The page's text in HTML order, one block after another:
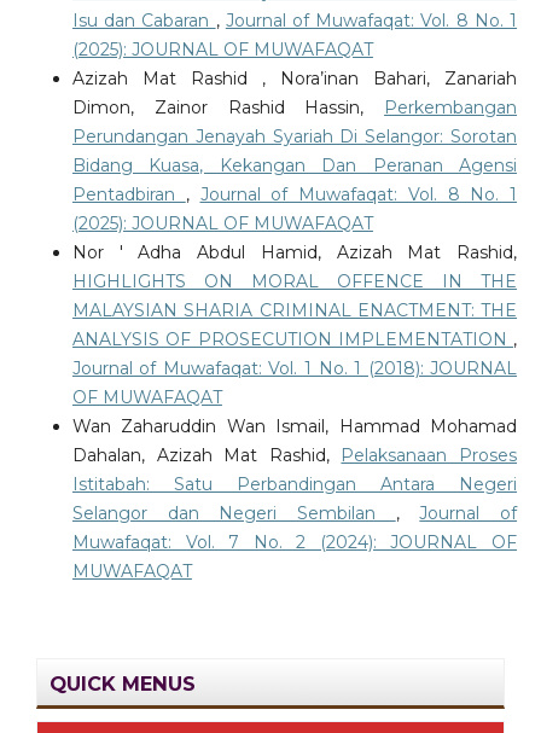
Isu dan Cabaran , Journal of Muwafaqat: Vol. 8 No. 1
(2025): JOURNAL OF MUWAFAQAT
Azizah Mat Rashid , Nora’inan Bahari, Zanariah
Dimon, Zainor Rashid Hassin,
Perkembangan
Perundangan Jenayah Syariah Di Selangor: Sorotan
Bidang Kuasa, Kekangan Dan Peranan Agensi
Pentadbiran , Journal of Muwafaqat: Vol. 8 No. 1
(2025): JOURNAL OF MUWAFAQAT
Nor ' Adha Abdul Hamid, Azizah Mat Rashid,
HIGHLIGHTS ON MORAL OFFENCE IN THE
MALAYSIAN SHARIA CRIMINAL ENACTMENT: THE
ANALYSIS OF PROSECUTION IMPLEMENTATION ,
Journal of Muwafaqat: Vol. 1 No. 1 (2018): JOURNAL
OF MUWAFAQAT
Wan Zaharuddin Wan Ismail, Hammad Mohamad
Dahalan, Azizah Mat Rashid, Pelaksanaan Proses
Istitabah: Satu Perbandingan Antara Negeri
Selangor dan Negeri Sembilan ,Journal of
Muwafaqat: Vol. 7 No. 2 (2024): JOURNAL OF
MUWAFAQAT
QUICK MENUS